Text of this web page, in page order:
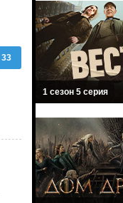
33
1 сезон 5 серия